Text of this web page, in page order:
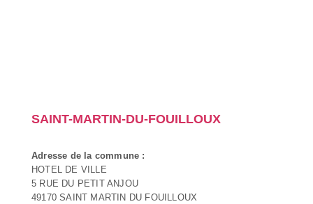
SAINT-MARTIN-DU-FOUILLOUX
Adresse de la commune :
HOTEL DE VILLE
5 RUE DU PETIT ANJOU
49170 SAINT MARTIN DU FOUILLOUX